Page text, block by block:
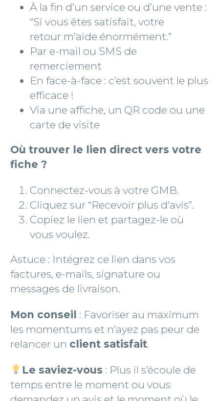
À la fin d’un service ou d’une vente :
“Si vous êtes satisfait, votre
retour m’aide énormément.”
Par e-mail ou SMS de
remerciement
En face-à-face : c’est souvent le plus
efficace !
Via une affiche, un QR code ou une
carte de visite
Où trouver le lien direct vers votre
fiche ?
Connectez-vous à votre GMB.
Cliquez sur “Recevoir plus d’avis”.
Copiez le lien et partagez-le où
vous voulez.
Astuce : Intégrez ce lien dans vos
factures, e-mails, signature ou
messages de livraison.
Mon conseil : Favoriser au maximum
les momentums et n’ayez pas peur de
relancer un client satisfait.
Le saviez-vous : Plus il s’écoule de
temps entre le moment ou vous